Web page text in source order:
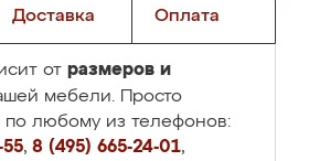
Доставка Оплата
от размеров и
мебели. Просто
по любому из телефонов:
, 8 (495) 665-24-01,